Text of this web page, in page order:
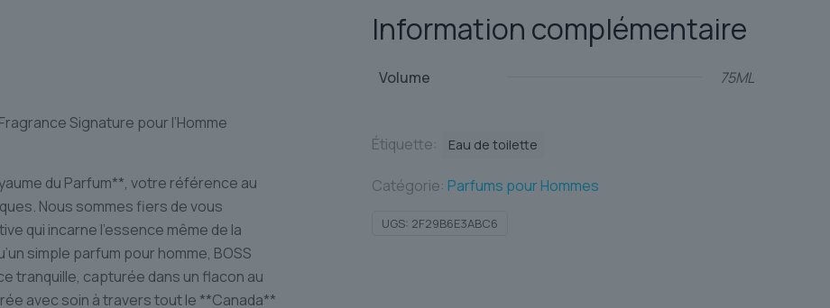
Signature pour l’Homme
du Parfum**, votre référence au
Nous sommes fiers de vous
qui incarne l’essence même de la
simple parfum pour homme, BOSS
tranquille, capturée dans un flacon au
avec soin à travers tout le **Canada**
Information complémentaire
Volume 75ML
Étiquette: Eau de toilette
Catégorie: Parfums pour Hommes
UGS: 2F29B6E3ABC6